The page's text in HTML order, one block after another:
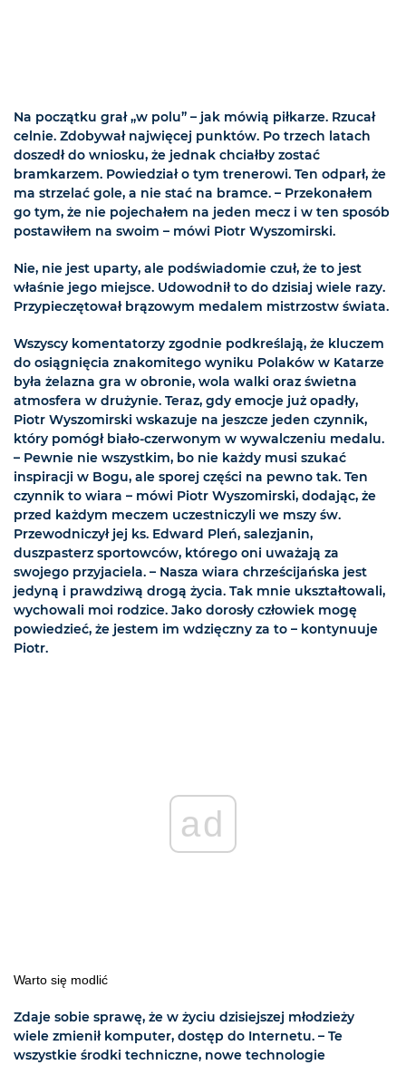
Na początku grał „w polu” – jak mówią piłkarze. Rzucał
celnie. Zdobywał najwięcej punktów. Po trzech latach
doszedł do wniosku, że jednak chciałby zostać
bramkarzem. Powiedział o tym trenerowi. Ten odparł, że
ma strzelać gole, a nie stać na bramce. – Przekonałem
go tym, że nie pojechałem na jeden mecz i w ten sposób
postawiłem na swoim – mówi Piotr Wyszomirski.
Nie, nie jest uparty, ale podświadomie czuł, że to jest
właśnie jego miejsce. Udowodnił to do dzisiaj wiele razy.
Przypieczętował brązowym medalem mistrzostw świata.
Wszyscy komentatorzy zgodnie podkreślają, że kluczem
do osiągnięcia znakomitego wyniku Polaków w Katarze
była żelazna gra w obronie, wola walki oraz świetna
atmosfera w drużynie. Teraz, gdy emocje już opadły,
Piotr Wyszomirski wskazuje na jeszcze jeden czynnik,
który pomógł biało-czerwonym w wywalczeniu medalu.
– Pewnie nie wszystkim, bo nie każdy musi szukać
inspiracji w Bogu, ale sporej części na pewno tak. Ten
czynnik to wiara – mówi Piotr Wyszomirski, dodając, że
przed każdym meczem uczestniczyli we mszy św.
Przewodniczył jej ks. Edward Pleń, salezjanin,
duszpasterz sportowców, którego oni uważają za
swojego przyjaciela. – Nasza wiara chrześcijańska jest
jedyną i prawdziwą drogą życia. Tak mnie ukształtowali,
wychowali moi rodzice. Jako dorosły człowiek mogę
powiedzieć, że jestem im wdzięczny za to – kontynuuje
Piotr.
ad
Warto się modlić
Zdaje sobie sprawę, że w życiu dzisiejszej młodzieży
wiele zmienił komputer, dostęp do Internetu. – Te
wszystkie środki techniczne, nowe technologie